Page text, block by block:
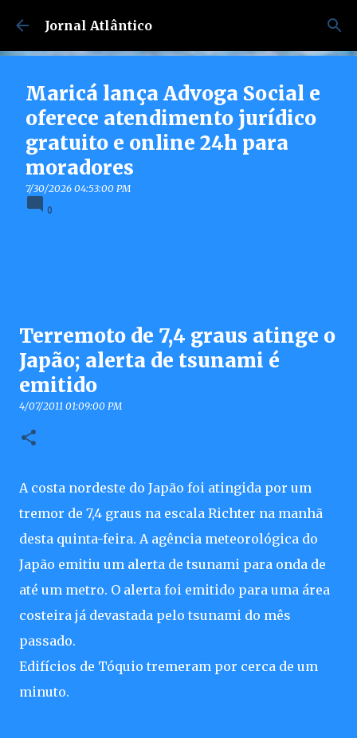
Pular para o conteúdo principal
Jornal Atlântico
Maricá lança Advoga Social e
oferece atendimento jurídico
gratuito e online 24h para
moradores
7/30/2026 04:53:00 PM
0
Terremoto de 7,4 graus atinge o
Japão; alerta de tsunami é
emitido
4/07/2011 01:09:00 PM
A costa nordeste do Japão foi atingida por um
tremor de 7,4 graus na escala Richter na manhã
desta quinta-feira. A agência meteorológica do
Japão emitiu um alerta de tsunami para onda de
até um metro. O alerta foi emitido para uma área
costeira já devastada pelo tsunami do mês
passado.
Edifícios de Tóquio tremeram por cerca de um
minuto.